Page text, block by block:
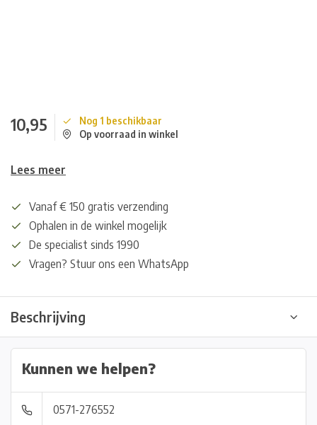
10,95
Nog 1 beschikbaar
Op voorraad in winkel
Lees meer
Vanaf € 150 gratis verzending
Ophalen in de winkel mogelijk
De specialist sinds 1990
Vragen? Stuur ons een WhatsApp
Beschrijving
Kunnen we helpen?
0571-276552